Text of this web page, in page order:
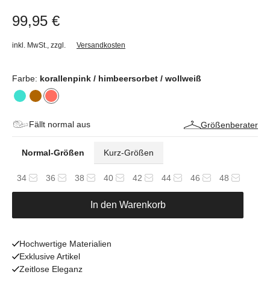
99,95 €
inkl. MwSt. zzgl. Versandkosten
Farbe: korallenpink / himbeersorbet / wollweiß
Fällt normal aus Größenberater
Normal-Größen Kurz-Größen
34 36 38 40 42 44 46 48
In den Warenkorb
Hochwertige Materialien
Exklusive Artikel
Zeitlose Eleganz